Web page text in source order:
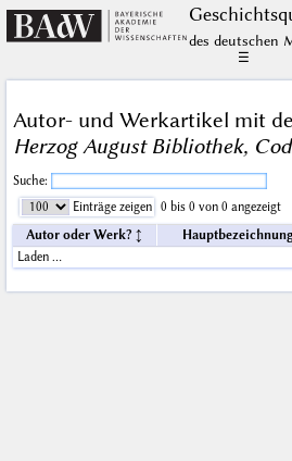
des deutschen
☰
Autor- und Werkartikel mit
Herzog August Bibliothek,
Suche:
Einträge zeigen
0 bis 0 von 0 angezeigt
Autor oder Werk?
Laden …